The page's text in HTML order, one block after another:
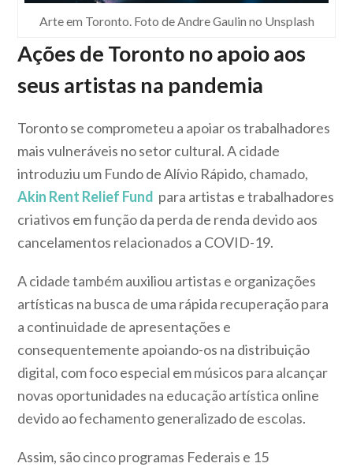
Arte em Toronto. Foto de Andre Gaulin no Unsplash
Ações de Toronto no apoio aos
seus artistas na pandemia
Toronto se comprometeu a apoiar os trabalhadores
mais vulneráveis ​​no setor cultural. A cidade
introduziu um Fundo de Alívio Rápido, chamado,
Akin Rent Relief Fund para artistas e trabalhadores
criativos em função da perda de renda devido aos
cancelamentos relacionados a COVID-19.
A cidade também auxiliou artistas e organizações
artísticas na busca de uma rápida recuperação para
a continuidade de apresentações e
consequentemente apoiando-os na distribuição
digital, com foco especial em músicos para alcançar
novas oportunidades na educação artística online
devido ao fechamento generalizado de escolas.
Assim, são cinco programas Federais e 15